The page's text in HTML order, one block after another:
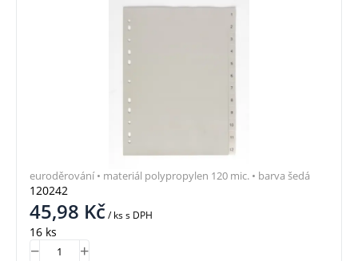
120242
45,98 Kč/ kss DPH
16 ks
euroděrování • materiál polypropylen 120 mic. • barva šedá